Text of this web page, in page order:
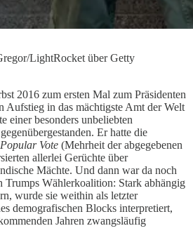
LightRocket über Getty
2016 zum ersten Mal zum Präsidenten
Aufstieg in das mächtigste Amt der Welt
einer besonders unbeliebten
Er hatte die
Popular Vote (Mehrheit der abgegebenen
allerlei Gerüchte über
Mächte. Und dann war da noch
Trumps Wählerkoalition: Stark abhängig
wurde sie weithin als letzter
demografischen Blocks interpretiert,
Jahren zwangsläufig